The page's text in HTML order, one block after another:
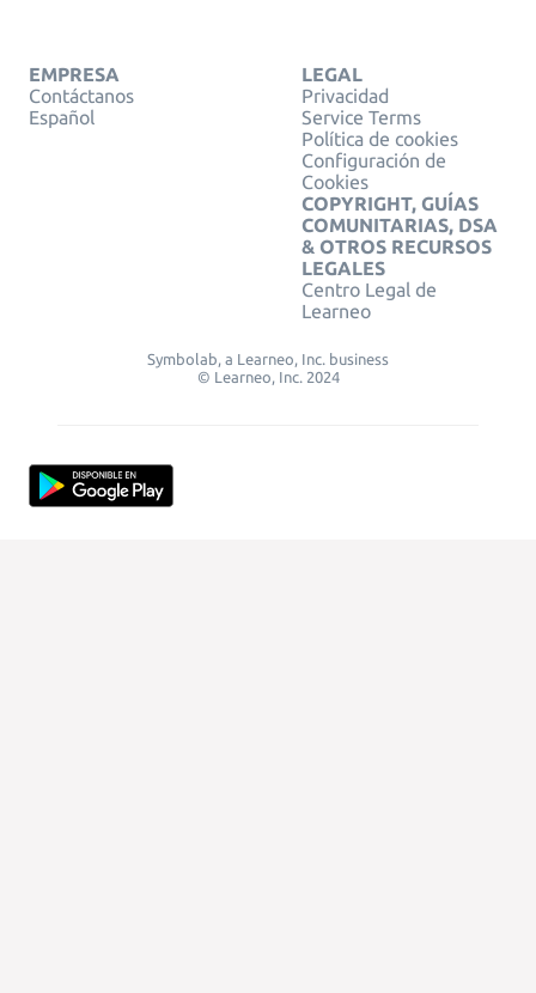
EMPRESA
Contáctanos
Español
LEGAL
Privacidad
Service Terms
Política de cookies
Configuración de
Cookies
COPYRIGHT, GUÍAS
COMUNITARIAS, DSA
& OTROS RECURSOS
LEGALES
Centro Legal de
Learneo
Symbolab, a Learneo, Inc. business
© Learneo, Inc. 2024